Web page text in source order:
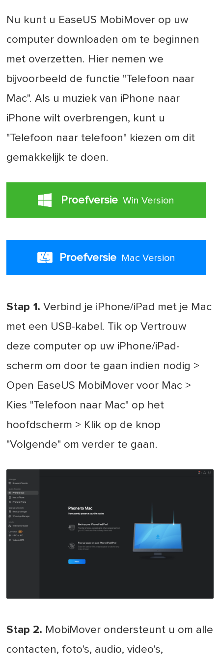
Nu kunt u EaseUS MobiMover op uw
computer downloaden om te beginnen
met overzetten. Hier nemen we
bijvoorbeeld de functie "Telefoon naar
Mac". Als u muziek van iPhone naar
iPhone wilt overbrengen, kunt u
"Telefoon naar telefoon" kiezen om dit
gemakkelijk te doen.
Proefversie Win Version
Proefversie Mac Version
Stap 1.Verbind je iPhone/iPad met je Mac
met een USB-kabel. Tik op Vertrouw
deze computer op uw iPhone/iPad-
scherm om door te gaan indien nodig >
Open EaseUS MobiMover voor Mac >
Kies "Telefoon naar Mac" op het
hoofdscherm > Klik op de knop
"Volgende" om verder te gaan.
Stap 2. MobiMover ondersteunt u om alle
contacten, foto's, audio, video's,